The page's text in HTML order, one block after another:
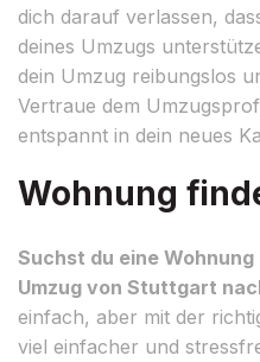
dich darauf verlassen,
deines Umzugs
dein Umzug reibungslos
Vertraue dem
entspannt in dein neues
Wohnung
Suchst du eine
Umzug von Stuttgart
einfach, aber mit der
viel einfacher und